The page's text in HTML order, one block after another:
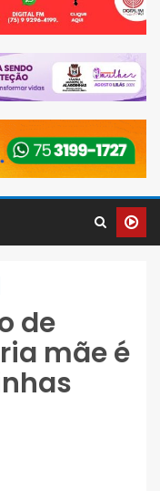
de
mãe é
do Interior